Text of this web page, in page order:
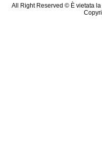
All Right Reserved © È vietata